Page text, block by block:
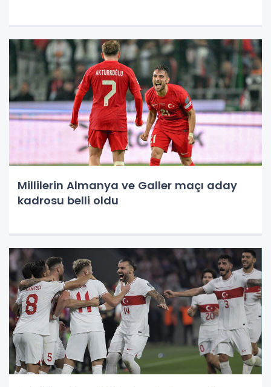
Millilerin Almanya ve Galler maçı aday
kadrosu belli oldu